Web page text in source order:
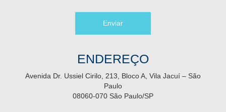
Enviar
ENDEREÇO
Avenida Dr. Ussiel Cirilo, 213, Bloco A, Vila Jacuí – São
Paulo
08060-070 São Paulo/SP